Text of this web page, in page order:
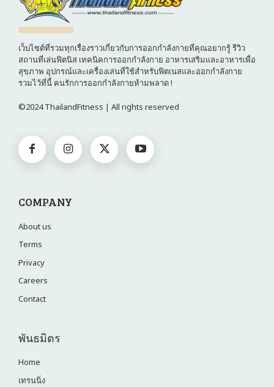
เว็บไซต์ที่รวมทุกเรื่องราวเกี่ยวกับการออกกำลังกายที่คุณอยากรู้ รีวิว
สถานที่เล่นฟิตนิส เทคนิคการออกกำลังกาย อาหารเสริมและอาหารเพื่อ
สุขภาพ อุปกรณ์และเครื่องเล่นที่ใช้สำหรับฟิตเนสและออกกำลังกาย
รวมไว้ที่นี้ คนรักการออกกำลังกายห้ามพลาด !
©2024 ThailandFitness | All rights reserved
COMPANY
About us
Terms
Privacy
Careers
Contact
พันธมิตร
Home
เทรนนิ่ง